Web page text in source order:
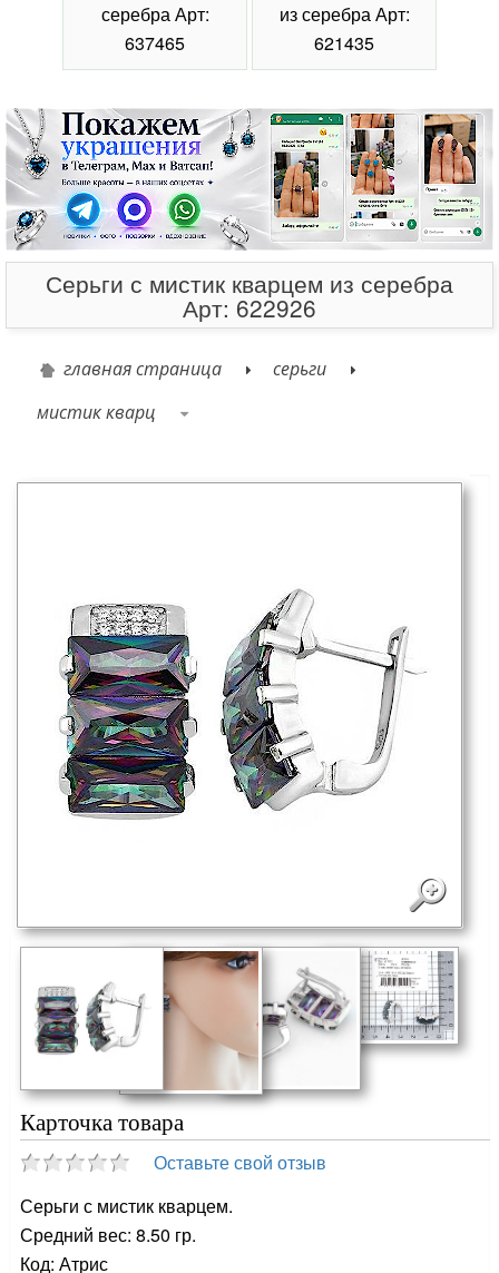
серебра Арт:
637465
из серебра Арт:
621435
Серьги с мистик кварцем из серебра
Арт: 622926
главная страница
серьги
мистик кварц
Карточка товара
Оставьте свой отзыв
Серьги с мистик кварцем.
Средний вес: 8.50 гр.
Код: Атрис